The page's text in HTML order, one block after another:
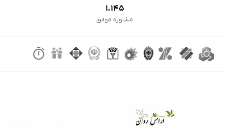
1.145
مشاوره موفق